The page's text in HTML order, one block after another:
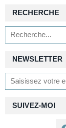
NEWSLETTER
SUIVEZ-MOI
RECHERCHE